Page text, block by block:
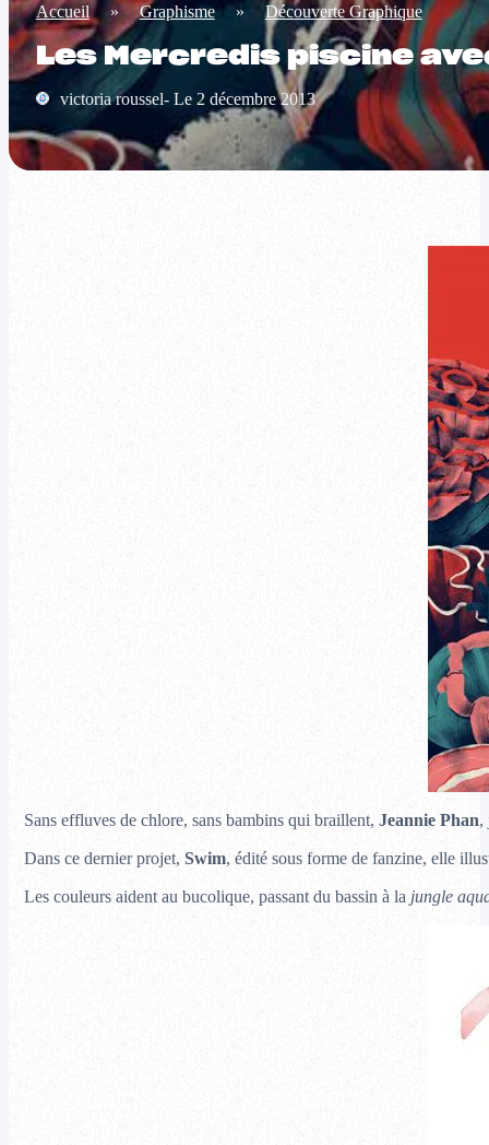
Accueil » Graphisme » Découverte Graphique
Les Mercredis piscine
victoria roussel- Le 2 décembre 2013
Sans effluves de chlore, sans bambins qui braillent, Jeannie Phan,
Dans ce dernier projet, Swim, édité sous forme de fanzine, elle
Les couleurs aident au bucolique, passant du bassin à lajungle